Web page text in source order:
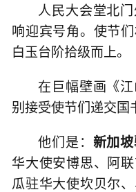
人民大会堂北
响迎宾号角。使节
白玉台阶拾级而上。
在巨幅壁画《
别接受使节们递交国
他们是： 新加
华大使安博思、阿
瓜驻华大使坎贝尔